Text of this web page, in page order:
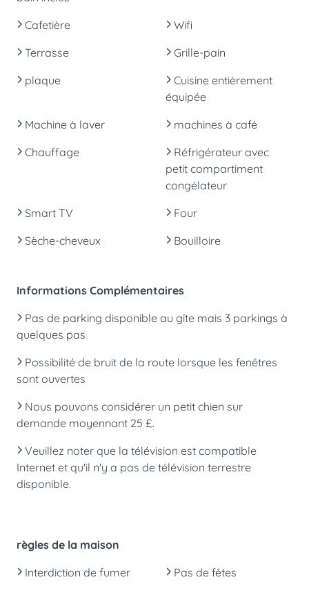
Cafetière
Wifi
Terrasse
Grille-pain
plaque
Cuisine entièrement
équipée
Machine à laver
machines à café
Chauffage
Réfrigérateur avec
petit compartiment
congélateur
Smart TV
Four
Sèche-cheveux
Bouilloire
Informations Complémentaires
Pas de parking disponible au gîte mais 3 parkings à
quelques pas
Possibilité de bruit de la route lorsque les fenêtres
sont ouvertes
Nous pouvons considérer un petit chien sur
demande moyennant 25 £.
Veuillez noter que la télévision est compatible
Internet et qu'il n'y a pas de télévision terrestre
disponible.
règles de la maison
Interdiction de fumer
Pas de fêtes